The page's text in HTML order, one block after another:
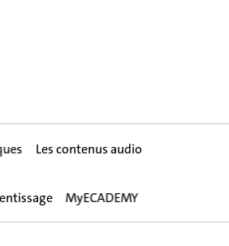
Les contenus audio
MyECADEMY